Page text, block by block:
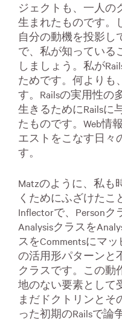
ジェクトも、一人の
生まれたものです。
自分の動機を投影し
で、私が知っている
しましょう。私が
ためです。何よりも
す。Railsの実用性の
生きるためにRailsに
たものです。Web情
エストをこなす日々
す。
Matzのように、私も
くためにふざけたこ
Inflectorで、Personク
Analysisクラスを
スをCommentsにマ
の活用形パターンと
クラスです。この動
地のない要素として
まだドクトリンとそ
った初期のRailsで論